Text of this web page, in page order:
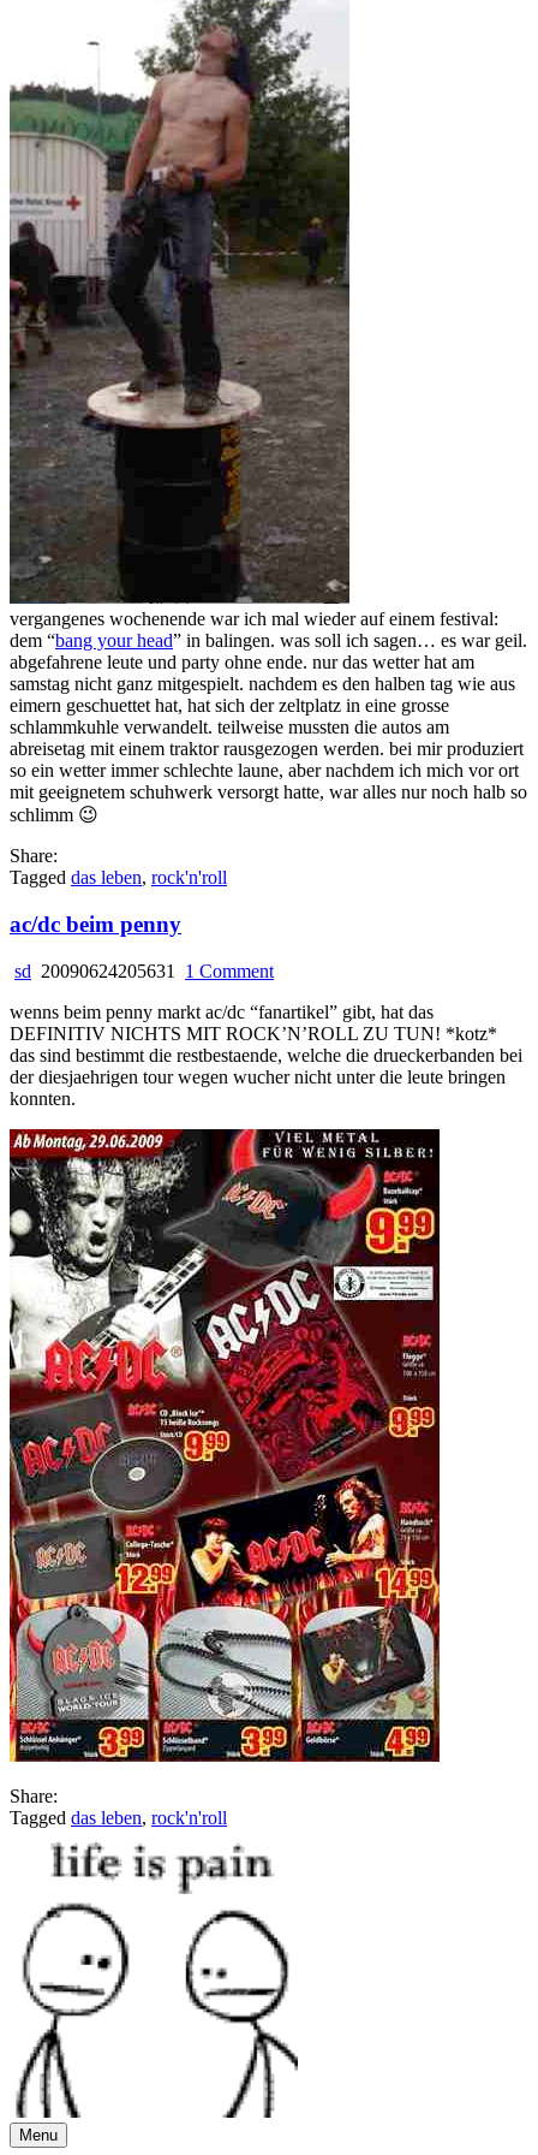
vergangenes wochenende war ich mal wieder auf einem festival:
dem “bang your head” in balingen. was soll ich sagen… es war geil.
abgefahrene leute und party ohne ende. nur das wetter hat am
samstag nicht ganz mitgespielt. nachdem es den halben tag wie aus
eimern geschuettet hat, hat sich der zeltplatz in eine grosse
schlammkuhle verwandelt. teilweise mussten die autos am
abreisetag mit einem traktor rausgezogen werden. bei mir produziert
so ein wetter immer schlechte laune, aber nachdem ich mich vor ort
mit geeignetem schuhwerk versorgt hatte, war alles nur noch halb so
schlimm 😉
Share:
Tagged das leben, rock'n'roll
ac/dc beim penny
sd 20090624205631 1 Commenton
beim
penny
wenns beim penny markt ac/dc “fanartikel” gibt, hat das
DEFINITIV NICHTS MIT ROCK’N’ROLL ZU TUN! *kotz*
das sind bestimmt die restbestaende, welche die drueckerbanden bei
der diesjaehrigen tour wegen wucher nicht unter die leute bringen
konnten.
Share:
Tagged das leben, rock'n'roll
Menu